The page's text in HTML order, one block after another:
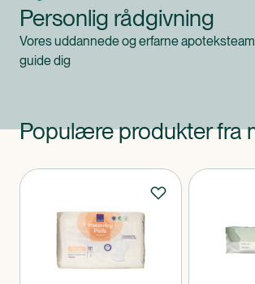
Personlig rådgivning
Vores uddannede og erfarne
guide dig
Populære produkter fra
Produkter